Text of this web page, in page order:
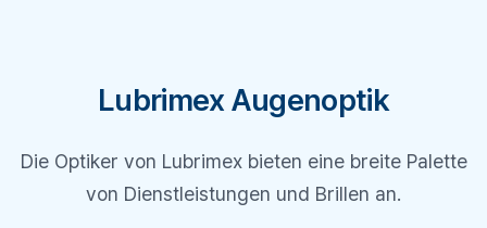
Lubrimex Augenoptik
Die Optiker von Lubrimex bieten eine breite Palette
von Dienstleistungen und Brillen an.